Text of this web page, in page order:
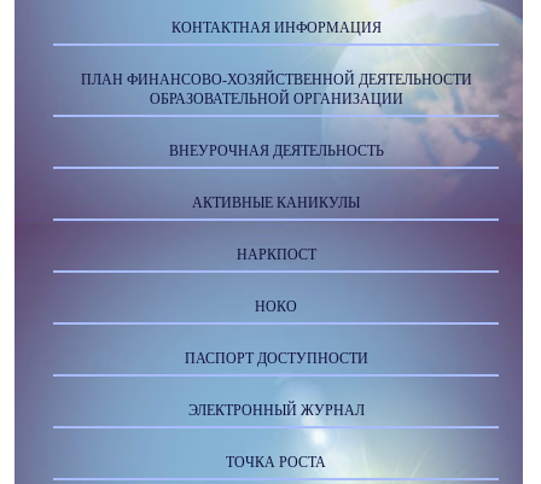
КОНТАКТНАЯ ИНФОРМАЦИЯ
ПЛАН ФИНАНСОВО-ХОЗЯЙСТВЕННОЙ ДЕЯТЕЛЬНОСТИ
ОБРАЗОВАТЕЛЬНОЙ ОРГАНИЗАЦИИ
ВНЕУРОЧНАЯ ДЕЯТЕЛЬНОСТЬ
АКТИВНЫЕ КАНИКУЛЫ
НАРКПОСТ
НОКО
ПАСПОРТ ДОСТУПНОСТИ
ЭЛЕКТРОННЫЙ ЖУРНАЛ
ТОЧКА РОСТА